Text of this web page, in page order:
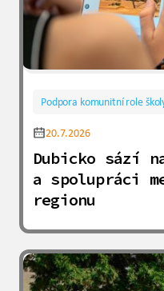
Podpora komunitní role
20.7.2026
Dubicko sází
a spolupráci
regionu